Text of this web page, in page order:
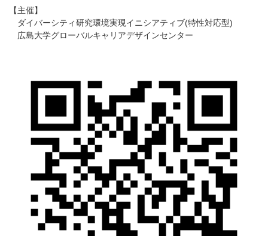
【主催】
ダイバーシティ研究環境実現イニシアティブ(特性対応型)
広島大学グローバルキャリアデザインセンター